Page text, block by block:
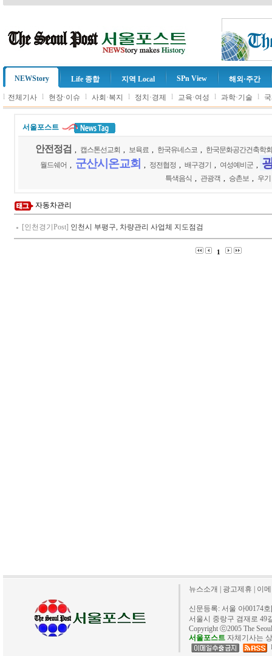
NEWStory Life 종합 지역 Local SPn View 해외·주간
l 전체기사 l 현장·이슈 l 사회·복지 l 정치·경제 l 교육·여성 l 과학·기술 l
서울포스트
안전정검 캡스톤선교회 보육료 한국유네스코
한국문화공간건축학회
월드쉐어
군산시온교회 정전협정 배구경기 여성예비군
특색음식 관광객 승촌보 우기
자동차관리
[인천경기Post] 인천시 부평구, 차량관리 사업체 지도점검
1
뉴스소개 광고제휴 이
신문등록: 서울 아00174
서울시 중랑구 겸재로 49
Copyright ⓒ2005 The
서울포스트 자체기사는